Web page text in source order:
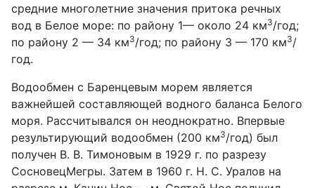
средние многолетние значения притока речных
вод в Белое море: по району 1— около 24 км3/год;
по району 2 — 34 км3/год; по району 3 — 170 км3/
год.
Водообмен с Баренцевым морем является
важнейшей составляющей водного баланса Белого
моря. Рассчитывался он неоднократно. Впервые
результирующий водообмен (200 км3/год) был
получен В. В. Тимоновым в 1929 г. по разрезу
СосновецМегры. Затем в 1960 г. Н. С. Уралов на